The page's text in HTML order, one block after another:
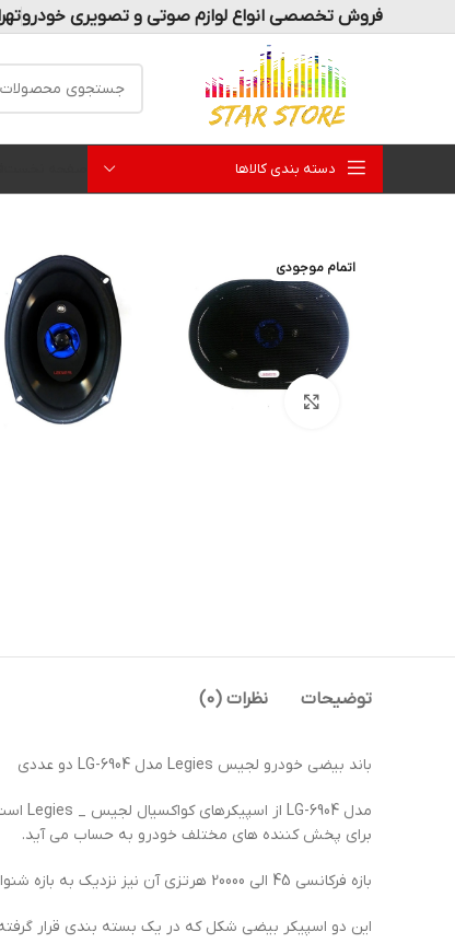
فروش تخصصی انواع لوازم صوتی و تصویری خودرو
دسته بندی کالاها
اتمام موجودی
توضیحات نظرات (0)
باند بیضی خودرو لجیس Legies مدل LG-6904 دو عددی
برای پخش‌ کننده‌ های مختلف خودرو به حساب می‌ آید.
بازه فرکانسی 45 الی 20000 هرتزی آن نیز نزدیک به بازه شنوایی است و شما تمامی صداها را به‌ سادگی خواهید شنید.
این دو اسپیکر بیضی‌ شکل که در یک بسته‌ بندی قرار گرفته‌ اند،